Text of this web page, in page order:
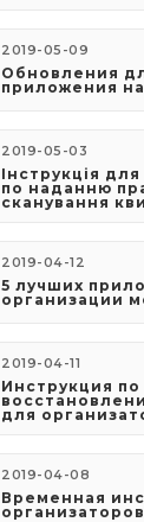
2019-05-09
​Обновления
приложения
2019-05-03
​Інструкція
по наданню
сканування
2019-04-12
5 лучших
организации
2019-04-11
Инструкция по
для
2019-04-08
​Временная
организаторов